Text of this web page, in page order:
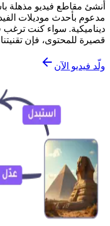
أنشئ مقاطع فيديو
مدعوم بأحدث موديلات
ديناميكية. سواء كنت
قصيرة للمحتوى، فإن
ولّد فيديو الآن